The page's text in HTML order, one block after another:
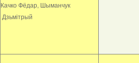
Качко Фёдар, Шыманчук
Дзьмітрый